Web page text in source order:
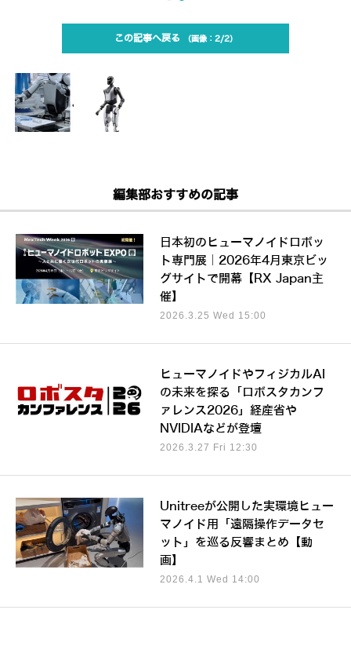
この記事へ戻る 2/2
編集部おすすめの記事
日本初のヒューマノイドロボッ
ト専門展｜2026年4月東京ビッ
グサイトで開幕【RX Japan主
催】
2026.3.25 Wed 15:00
ヒューマノイドやフィジカルAI
の未来を探る「ロボスタカンフ
ァレンス2026」経産省や
NVIDIAなどが登壇
2026.3.27 Fri 12:30
Unitreeが公開した実環境ヒュー
マノイド用「遠隔操作データセ
ット」を巡る反響まとめ【動
画】
2026.4.1 Wed 14:00